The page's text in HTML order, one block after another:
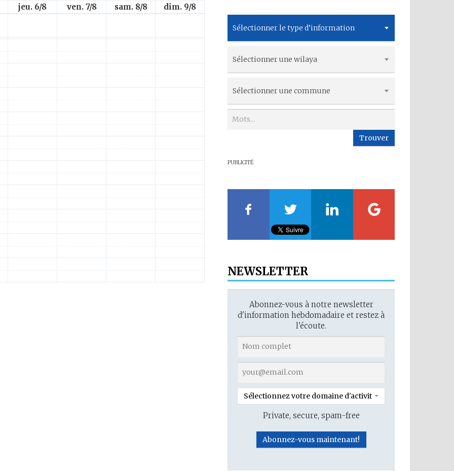
jeu. 6/8 ven. 7/8 sam. 8/8
dim. 9/8
Sélectionner le type d’information
Sélectionner une wilaya
Sélectionner une commune
Trouver
PUBLICITÉ
NEWSLETTER
Abonnez-vous à notre newsletter
d'information hebdomadaire et restez à
l'écoute.
Sélectionnez votre domaine d'activité
Private, secure, spam-free